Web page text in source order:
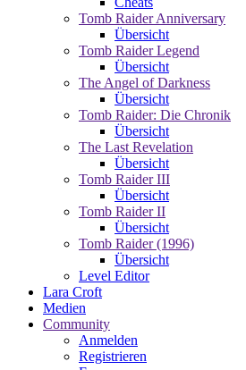
Tomb Raider Anniversary
Übersicht
Tomb Raider Legend
Übersicht
The Angel of Darkness
Übersicht
Tomb Raider: Die Chronik
Übersicht
The Last Revelation
Übersicht
Tomb Raider III
Übersicht
Tomb Raider II
Übersicht
Tomb Raider (1996)
Übersicht
Level Editor
Lara Croft
Medien
Community
Anmelden
Registrieren